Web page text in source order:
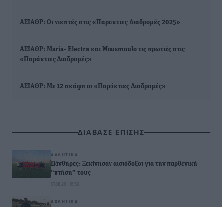
ΑΣΙΑΘΡ: Οι νικητές στις «Παράκτιες Διαδρομές 2025»
ΑΣΙΑΘΡ: Maria- Electra και Mousmoulo τις πρωτιές στις
«Παράκτιες Διαδρομές»
ΑΣΙΑΘΡ: Με 12 σκάφη οι «Παράκτιες Διαδρομές»
ΔΙΑΒΑΣΕ ΕΠΙΣΗΣ
ΑΘΛΗΤΙΚΆ
Πάνθηρες: Ξεκίνησαν αισιόδοξοι για την παρθενική
“πτήση” τους
07.08.26 · 16:59
ΑΘΛΗΤΙΚΆ